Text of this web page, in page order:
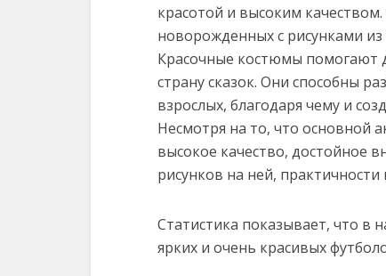
красотой и высоким
новорожденных с рисунками
Красочные костюмы помогают
страну сказок. Они способны
взрослых, благодаря чему и
Несмотря на то, что основной
высокое качество, достойное
рисунков на ней,
Статистика показывает, что в
ярких и очень красивых